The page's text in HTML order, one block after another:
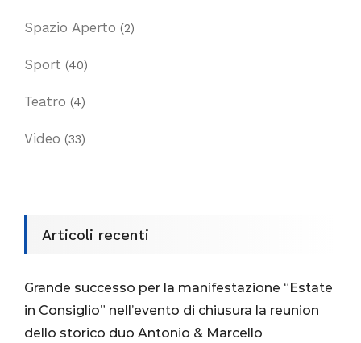
Spazio Aperto (2)
Sport (40)
Teatro (4)
Video (33)
Articoli recenti
Grande successo per la manifestazione “Estate
in Consiglio” nell’evento di chiusura la reunion
dello storico duo Antonio & Marcello